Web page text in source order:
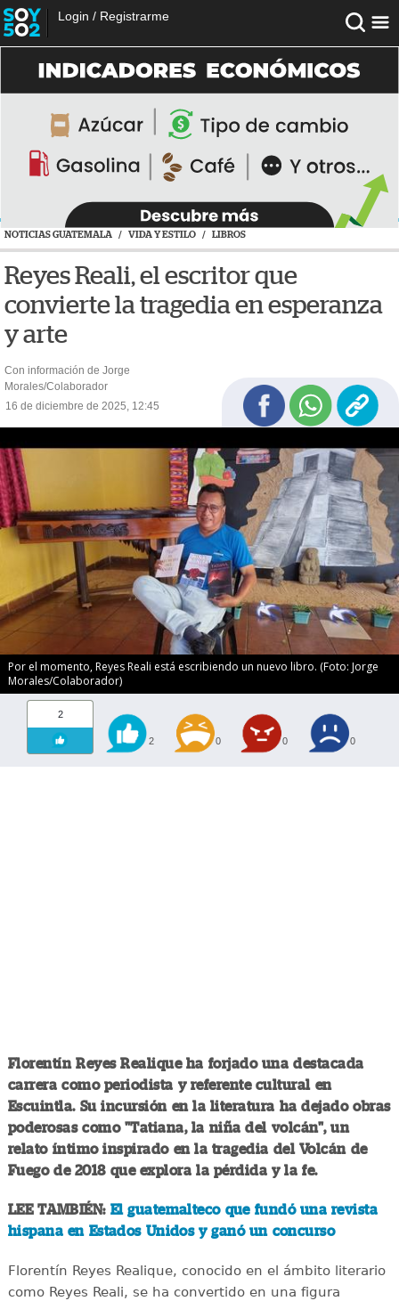
Login / Registrarme
NOTICIAS GUATEMALA / VIDA Y ESTILO / LIBROS
Reyes Reali, el escritor que
convierte la tragedia en esperanza
y arte
Con información de Jorge
Morales/Colaborador
16 de diciembre de 2025, 12:45
Por el momento, Reyes Reali está escribiendo un nuevo libro. (Foto: Jorge
Morales/Colaborador)
2
2 0 0 0
Florentín Reyes Realique ha forjado una destacada
carrera como periodista y referente cultural en
Escuintla. Su incursión en la literatura ha dejado obras
poderosas como "Tatiana, la niña del volcán", un
relato íntimo inspirado en la tragedia del Volcán de
Fuego de 2018 que explora la pérdida y la fe.
LEE TAMBIÉN: El guatemalteco que fundó una revista
hispana en Estados Unidos y ganó un concurso
Florentín Reyes Realique, conocido en el ámbito literario
como Reyes Reali, se ha convertido en una figura